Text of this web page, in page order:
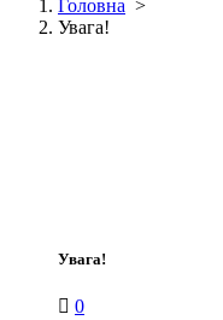
Головна >
Увага!
Увага!
0